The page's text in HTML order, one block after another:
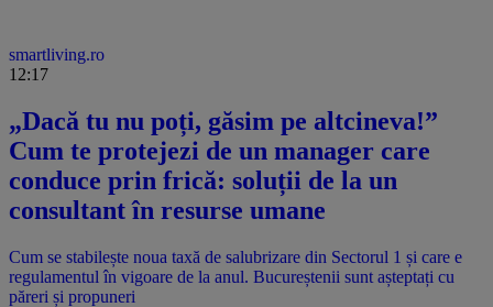
smartliving.ro
12:17
„Dacă tu nu poți, găsim pe altcineva!”
Cum te protejezi de un manager care
conduce prin frică: soluții de la un
consultant în resurse umane
Cum se stabilește noua taxă de salubrizare din Sectorul 1 și care e
regulamentul în vigoare de la anul. Bucureștenii sunt așteptați cu
păreri și propuneri